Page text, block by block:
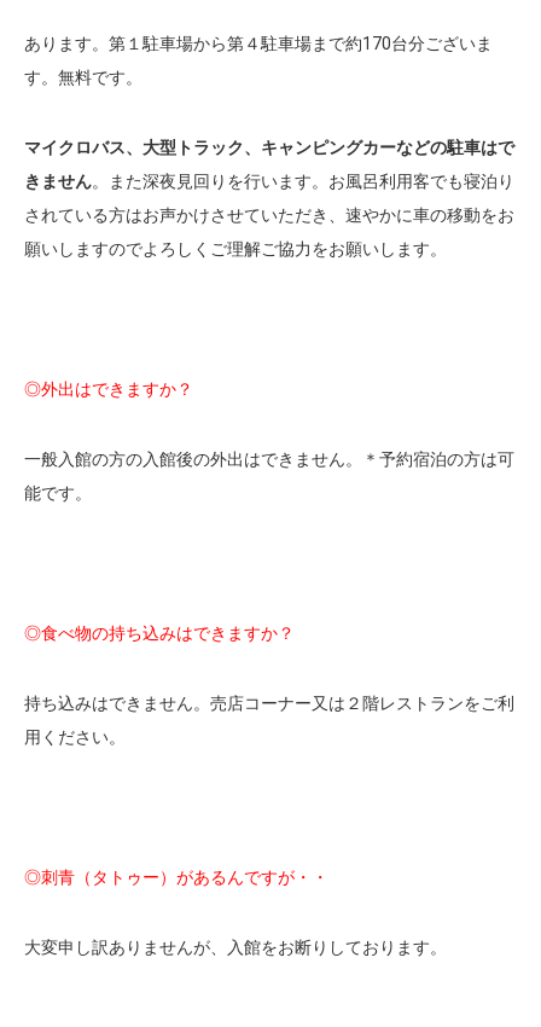
あります。第１駐車場から第４駐車場まで約170台分ございま
す。無料です。
マイクロバス、大型トラック、キャンピングカーなどの駐車はで
きません。また深夜見回りを行います。お風呂利用客でも寝泊り
されている方はお声かけさせていただき、速やかに車の移動をお
願いしますのでよろしくご理解ご協力をお願いします。
◎外出はできますか？
一般入館の方の入館後の外出はできません。＊予約宿泊の方は可
能です。
◎食べ物の持ち込みはできますか？
持ち込みはできません。売店コーナー又は２階レストランをご利
用ください。
◎刺青（タトゥー）があるんですが・・
大変申し訳ありませんが、入館をお断りしております。